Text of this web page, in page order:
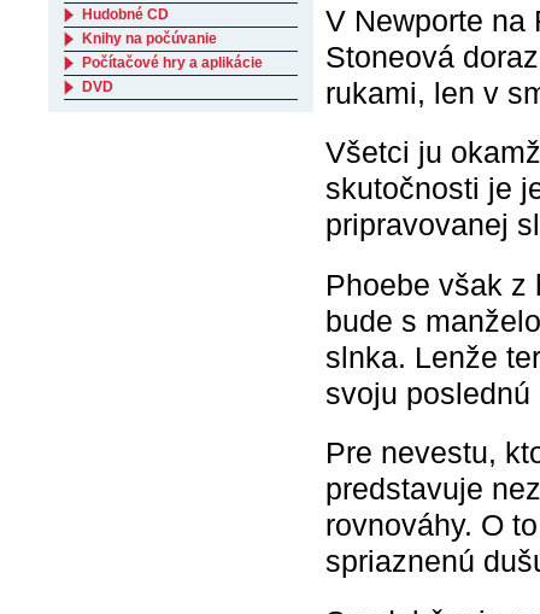
V Newporte na
Stoneová
rukami, len v
Všetci ju
skutočnosti je
pripravovanej
Phoebe však z
bude s
slnka. Lenže
svoju
Pre nevestu,
predstavuje
rovnováhy. O
spriaznenú
Hudobné CD
Knihy na počúvanie
Počítačové hry a aplikácie
DVD